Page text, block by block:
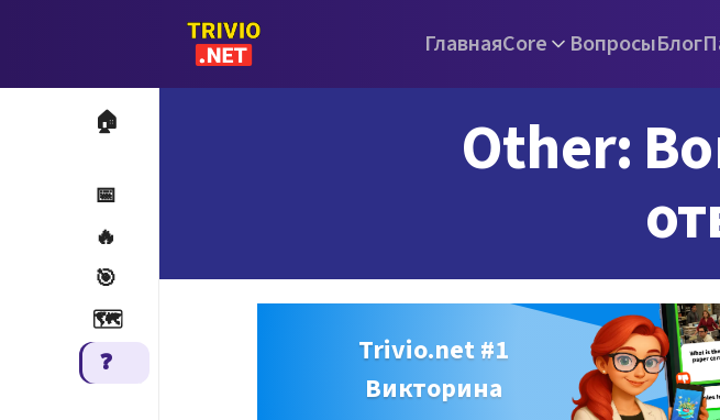
ГлавнаяCore ВопросыБлог
🏠
📅
🔥
🎯
🗺️
❓
Other:
Trivio.net #1
Викторина